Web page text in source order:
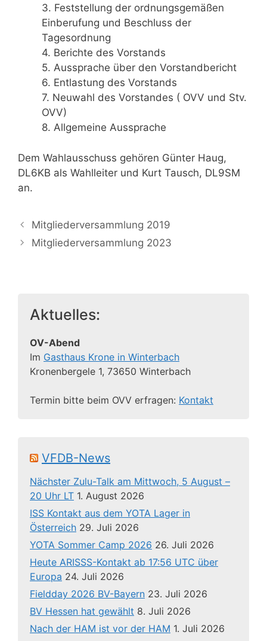
3. Feststellung der ordnungsgemäßen
Einberufung und Beschluss der
Tagesordnung
4. Berichte des Vorstands
5. Aussprache über den Vorstandbericht
6. Entlastung des Vorstands
7. Neuwahl des Vorstandes ( OVV und Stv.
OVV)
8. Allgemeine Aussprache
Dem Wahlausschuss gehören Günter Haug,
DL6KB als Wahlleiter und Kurt Tausch, DL9SM
an.
Mitgliederversammlung 2019
Mitgliederversammlung 2023
Aktuelles:
OV-Abend
Im Gasthaus Krone in Winterbach
Kronenbergele 1, 73650 Winterbach
Termin bitte beim OVV erfragen: Kontakt
VFDB-News
Nächster Zulu-Talk am Mittwoch, 5 August –
20 Uhr LT 1. August 2026
ISS Kontakt aus dem YOTA Lager in
Österreich 29. Juli 2026
YOTA Sommer Camp 2026 26. Juli 2026
Heute ARISSS-Kontakt ab 17:56 UTC über
Europa 24. Juli 2026
Fieldday 2026 BV-Bayern 23. Juli 2026
BV Hessen hat gewählt 8. Juli 2026
Nach der HAM ist vor der HAM 1. Juli 2026